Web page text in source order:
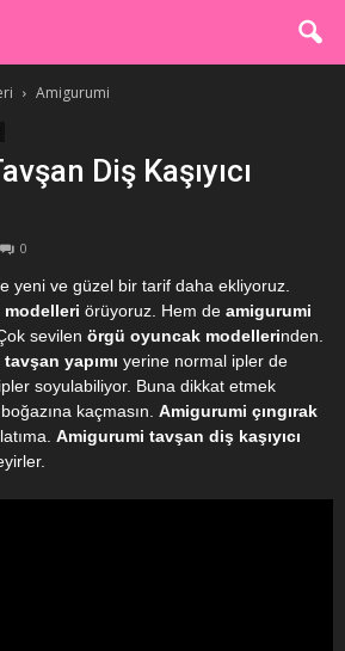
Amigurumi
Diş Kaşıyıcı
0
yeni ve güzel bir tarif daha ekliyoruz.
modelleri örüyoruz. Hem de amigurumi
sevilen örgü oyuncak modellerinden.
yapımı yerine normal ipler de
soyulabiliyor. Buna dikkat etmek
kaçmasın. Amigurumi çıngırak
Amigurumi tavşan diş kaşıyıcı